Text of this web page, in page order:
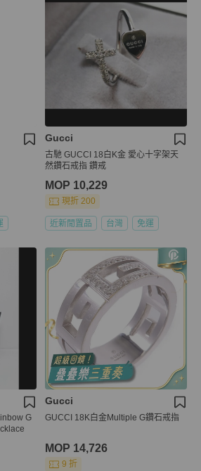
Gucci
古馳 GUCCI 18白K金 愛心十字架天
然鑽石戒指 鑽戒
MOP 10,229
現折 200
近新閒置品 台灣 免運
G
Gucci
GUCCI 18K白金Multiple G鑽石戒指
MOP 14,726
9 折